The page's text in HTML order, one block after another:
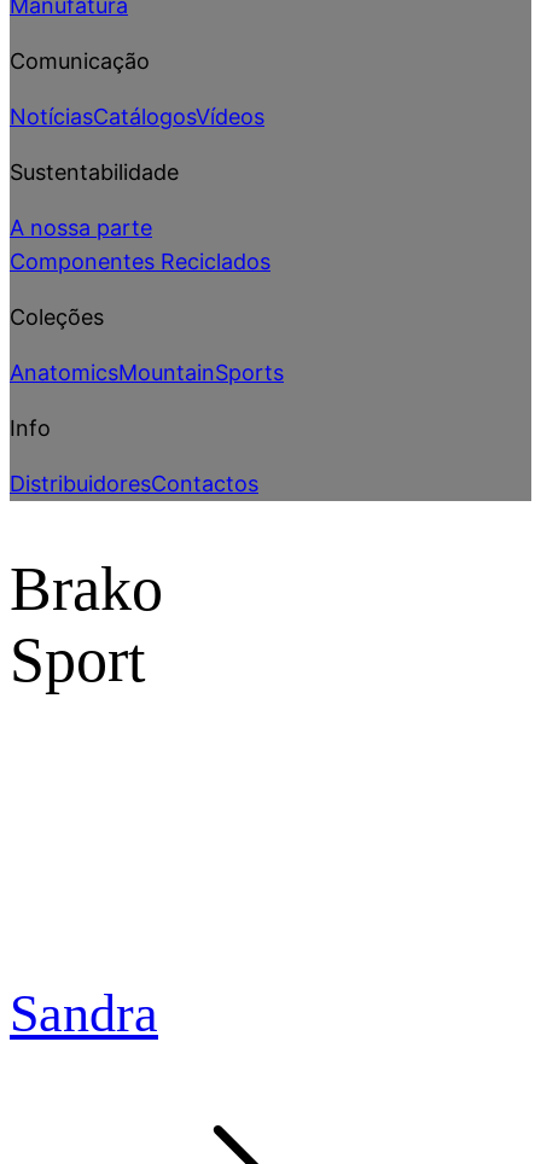
Manufatura
Comunicação
NotíciasCatálogosVídeos
Sustentabilidade
A nossa parte
Componentes Reciclados
Coleções
AnatomicsMountainSports
Info
DistribuidoresContactos
Brako
Sport
Sandra